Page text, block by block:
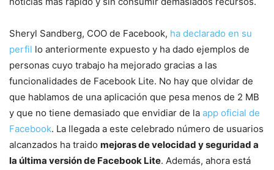
Sheryl Sandberg, COO de Facebook, ha declarado en su
perfil lo anteriormente expuesto y ha dado ejemplos de
personas cuyo trabajo ha mejorado gracias a las
funcionalidades de Facebook Lite. No hay que olvidar de
que hablamos de una aplicación que pesa menos de 2 MB
y que no tiene demasiado que envidiar de la app oficial de
Facebook. La llegada a este celebrado número de usuarios
alcanzados ha traido mejoras de velocidad y seguridad a
la última versión de Facebook Lite. Además, ahora está